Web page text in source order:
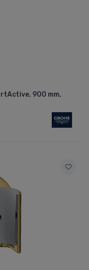
900 mm,